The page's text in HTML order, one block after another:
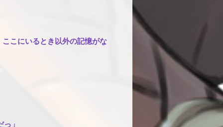
こにいるとき以外の記憶がな
」